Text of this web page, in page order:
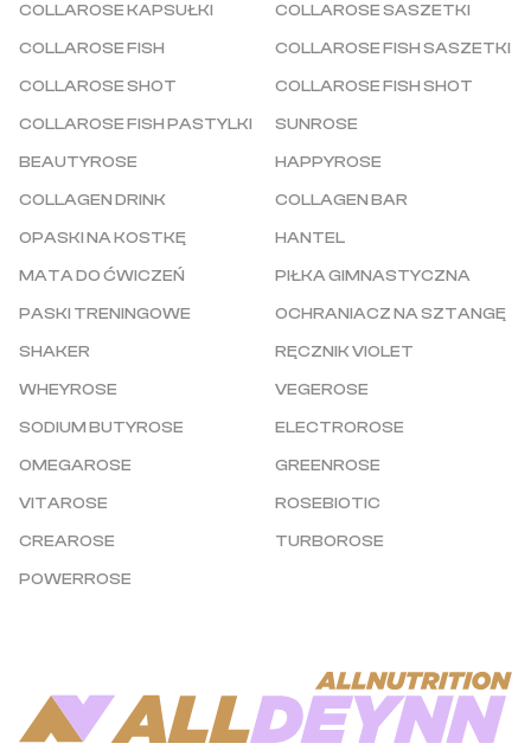
COLLAROSE KAPSUŁKI
COLLAROSE SASZETKI
COLLAROSE FISH
COLLAROSE FISH SASZETKI
COLLAROSE SHOT
COLLAROSE FISH SHOT
COLLAROSE FISH PASTYLKI
SUNROSE
BEAUTYROSE
HAPPYROSE
COLLAGEN DRINK
COLLAGEN BAR
OPASKI NA KOSTKĘ
HANTEL
MATA DO ĆWICZEŃ
PIŁKA GIMNASTYCZNA
PASKI TRENINGOWE
OCHRANIACZ NA SZTANGĘ
SHAKER
RĘCZNIK VIOLET
WHEYROSE
VEGEROSE
SODIUM BUTYROSE
ELECTROROSE
OMEGAROSE
GREENROSE
VITAROSE
ROSEBIOTIC
CREAROSE
TURBOROSE
POWERROSE